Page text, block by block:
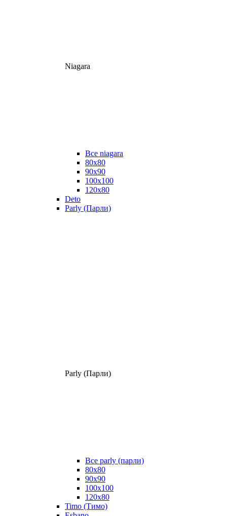
Niagara
Все niagara
80x80
90x90
100x100
120x80
Deto
Parly (Парли)
Parly (Парли)
Все parly (парли)
80x80
90x90
100x100
120x80
Timo (Тимо)